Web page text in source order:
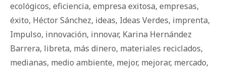
ecológicos, eficiencia, empresa exitosa, empresas,
éxito, Héctor Sánchez, ideas, Ideas Verdes, imprenta,
Impulso, innovación, innovar, Karina Hernández
Barrera, libreta, más dinero, materiales reciclados,
medianas, medio ambiente, mejor, mejorar, mercado,